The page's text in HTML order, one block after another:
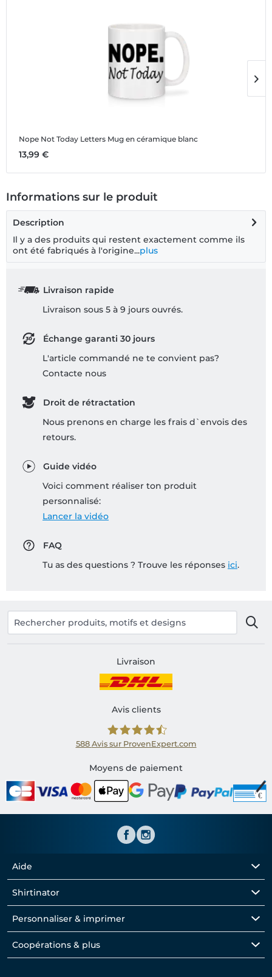
Nope Not Today Letters Mug en céramique blanc
13,99 €
Informations sur le produit
Description
Il y a des produits qui restent exactement comme ils
ont été fabriqués à l'origine...plus
Livraison rapide
Livraison sous 5 à 9 jours ouvrés.
Échange garanti 30 jours
L'article commandé ne te convient pas?
Contacte nous
Droit de rétractation
Nous prenons en charge les frais d`envois des
retours.
Guide vidéo
Voici comment réaliser ton produit
personnalisé:
Lancer la vidéo
FAQ
Tu as des questions ? Trouve les réponses ici.
Livraison
Avis clients
Shirtinator FR
588 Avis sur ProvenExpert.com
Moyens de paiement
Aide
Shirtinator
Personnaliser & imprimer
Coopérations & plus